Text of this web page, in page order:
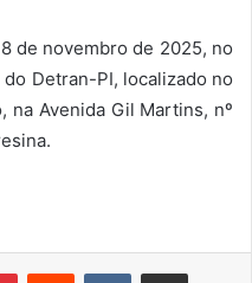
de novembro de 2025, no
Detran-PI, localizado no
na Avenida Gil Martins, nº
PinterestReddit VK Compartilhar via e-mail